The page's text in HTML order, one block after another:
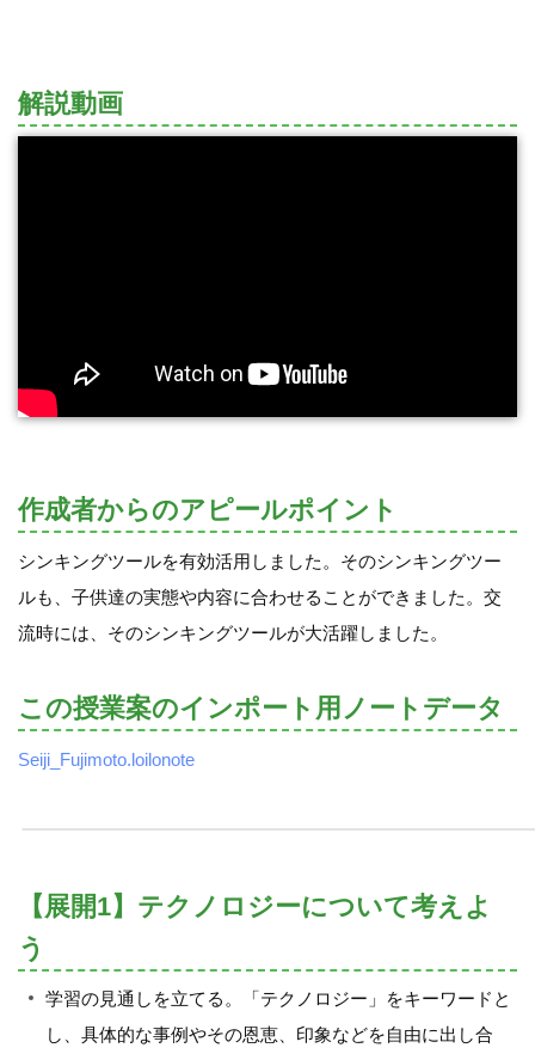
解説動画
作成者からのアピールポイント
シンキングツールを有効活用しました。そのシンキングツー
ルも、子供達の実態や内容に合わせることができました。交
流時には、そのシンキングツールが大活躍しました。
この授業案のインポート用ノートデータ
Seiji_Fujimoto.loilonote
【展開1】テクノロジーについて考えよ
う
学習の見通しを立てる。「テクノロジー」をキーワードと
し、具体的な事例やその恩恵、印象などを自由に出し合